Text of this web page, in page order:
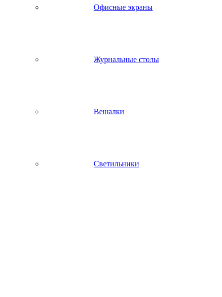
Офисные экраны
Журнальные столы
Вешалки
Светильники